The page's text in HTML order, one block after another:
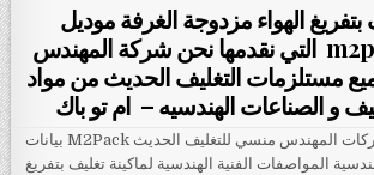
بتفريغ الهواء مزدوجة الغرفة موديل
m2pack.com 603 التي نقدمها نحن شركة المهندس
مستلزمات التغليف الحديث من مواد
و الصناعات الهندسيه – ام تو باك
نقدم نحن مجموعة شركات المهندس منسي للتغليف الحديث M2Pack بيانات
المواصفات الفنية الهندسية لماكينة تغليف بتفريغ